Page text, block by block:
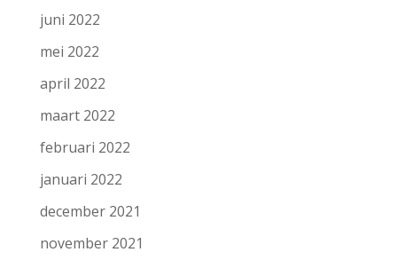
juni 2022
mei 2022
april 2022
maart 2022
februari 2022
januari 2022
december 2021
november 2021